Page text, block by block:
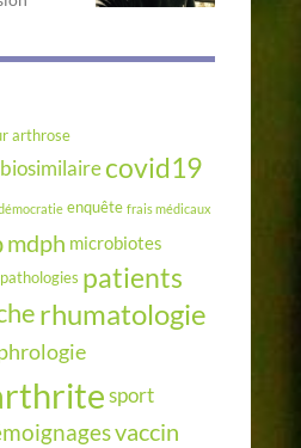
arthrose
biosimilairecovid19
enquête frais médicaux
mdph microbiotes
pathologies patients
rhumatologie
sport
vaccin